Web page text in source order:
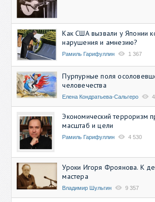
Как США вызвали у Японии
нарушения и амнезию?
Рамиль Гарифуллин 1 367
Пурпурные поля
человечества
Елена Кондратьева-Сальгеро
Экономический терроризм
масштаб и цели
Рамиль Гарифуллин 4 530
Уроки Игоря Фроянова. К
мастера
Владимир Шульгин 9 357